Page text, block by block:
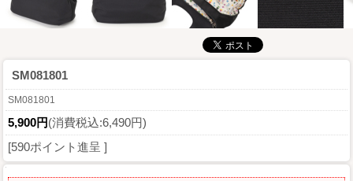
SM081801
SM081801
5,900円(消費税込:6,490円)
[590ポイント進呈 ]